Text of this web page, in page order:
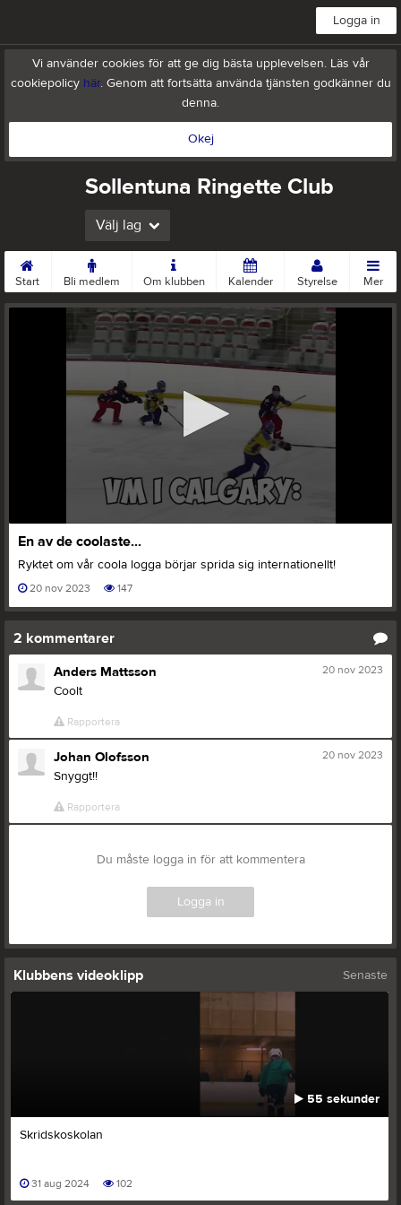
Logga in
Vi använder cookies för att ge dig bästa upplevelsen. Läs vår
cookiepolicy här. Genom att fortsätta använda tjänsten godkänner du
denna.
Okej
Sollentuna Ringette Club
Välj lag
Start Bli medlem Om klubben Kalender Styrelse Mer
seconds
of
34
seconds
En av de coolaste...
Ryktet om vår coola logga börjar sprida sig internationellt!
20 nov 2023 147
2 kommentarer
20 nov 2023
Anders Mattsson
Coolt
Rapportera
20 nov 2023
Johan Olofsson
Snyggt!!
Rapportera
Du måste logga in för att kommentera
Logga in
Klubbens videoklipp Senaste
55 sekunder
Skridskoskolan
31 aug 2024 102